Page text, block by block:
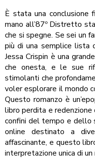
È stata una conclusione
mano all’87º Distretto
che si spegne. Se sei un
più di una semplice lista
Jessa Crispin è una
che onesta, e le sue
stimolanti che
voler esplorare il mondo
Questo romanzo è
libro perdita e redenzione
confini del tempo e dello
online destinato a
affascinante, e questo
interpretazione unica di